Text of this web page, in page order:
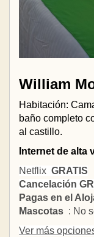
William
Habitación:
baño completo
al castillo.
Internet de alta
Netflix GRATIS
Cancelación
Pagas en el
Mascotas : No
Ver más